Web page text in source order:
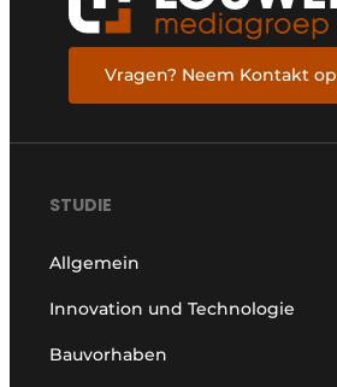
Vragen? Neem Kontakt op
STUDIE
Allgemein
Innovation und Technologie
Bauvorhaben